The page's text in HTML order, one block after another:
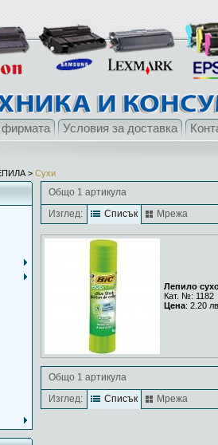
фирмата Условия за доставка
> Сухи
Общо 1 артикула
Изглед:
Списък Мрежа
Лепило
Кат. №: 1182
Цена: 2.20
Общо 1 артикула
Изглед:
Списък Мрежа